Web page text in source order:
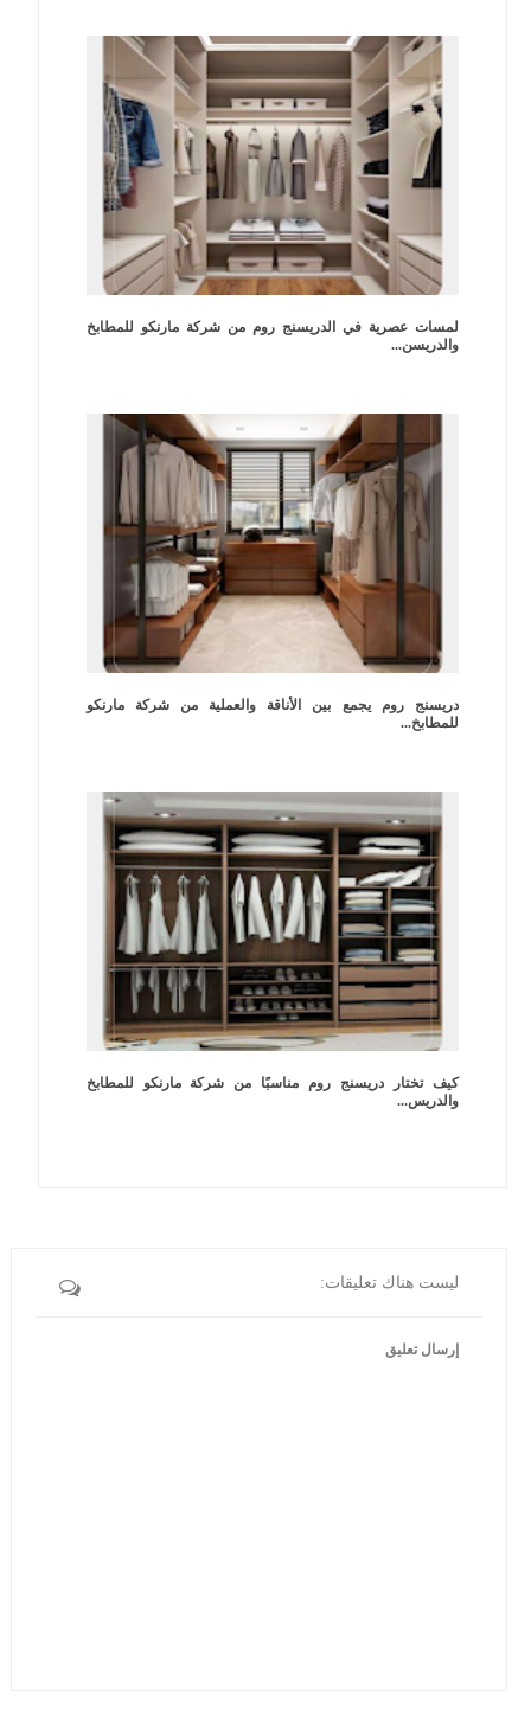
لمسات عصرية في الدريسنج روم من شركة مارنكو للمطابخ
والدريسن...
دريسنج روم يجمع بين الأناقة والعملية من شركة مارنكو
للمطابخ...
كيف تختار دريسنج روم مناسبًا من شركة مارنكو للمطابخ
والدريس...
ليست هناك تعليقات:
إرسال تعليق